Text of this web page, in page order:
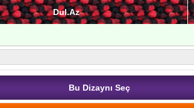
Dul.Az
Bu Dizaynı Seç